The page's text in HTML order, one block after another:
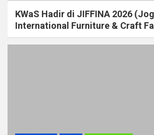
KWaS Hadir di JIFFINA 2026
International Furniture & Craft